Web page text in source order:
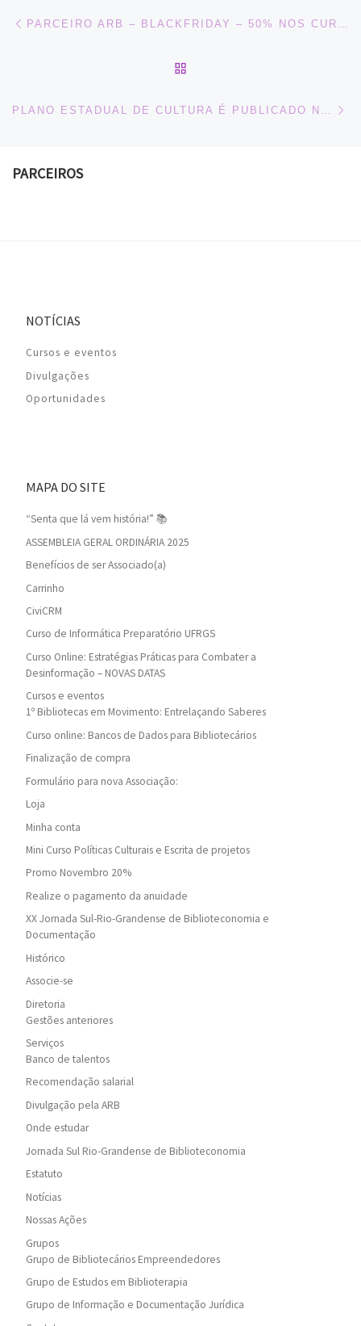
Navegação do post
PARCEIROS
NOTÍCIAS
Cursos e eventos
Divulgações
Oportunidades
MAPA DO SITE
“Senta que lá vem história!” 📚
ASSEMBLEIA GERAL ORDINÁRIA 2025
Benefícios de ser Associado(a)
Carrinho
CiviCRM
Curso de Informática Preparatório UFRGS
Curso Online: Estratégias Práticas para Combater a
Desinformação – NOVAS DATAS
Cursos e eventos
1º Bibliotecas em Movimento: Entrelaçando Saberes
Curso online: Bancos de Dados para Bibliotecários
Finalização de compra
Formulário para nova Associação:
Loja
Minha conta
Mini Curso Políticas Culturais e Escrita de projetos
Promo Novembro 20%
Realize o pagamento da anuidade
XX Jornada Sul-Rio-Grandense de Biblioteconomia e
Documentação
Histórico
Associe-se
Diretoria
Gestões anteriores
Serviços
Banco de talentos
Recomendação salarial
Divulgação pela ARB
Onde estudar
Jornada Sul Rio-Grandense de Biblioteconomia
Estatuto
Notícias
Nossas Ações
Grupos
Grupo de Bibliotecários Empreendedores
Grupo de Estudos em Biblioterapia
Grupo de Informação e Documentação Jurídica